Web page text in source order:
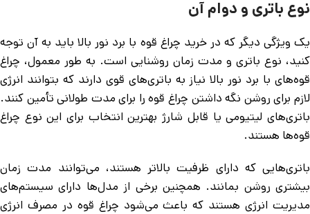
نوع باتری و دوام آن
یک ویژگی دیگر که در خرید چراغ قوه با برد نور بالا باید به آن توجه
کنید، نوع باتری و مدت زمان روشنایی است. به طور معمول، چراغ
قوه‌های با برد نور بالا نیاز به باتری‌های قوی دارند که بتوانند انرژی
لازم برای روشن نگه داشتن چراغ قوه را برای مدت طولانی تأمین کنند.
باتری‌های لیتیومی یا قابل شارژ بهترین انتخاب برای این نوع چراغ
قوه‌ها هستند.
باتری‌هایی که دارای ظرفیت بالاتر هستند، می‌توانند مدت زمان
بیشتری روشن بمانند. همچنین برخی از مدل‌ها دارای سیستم‌های
مدیریت انرژی هستند که باعث می‌شود چراغ قوه در مصرف انرژی